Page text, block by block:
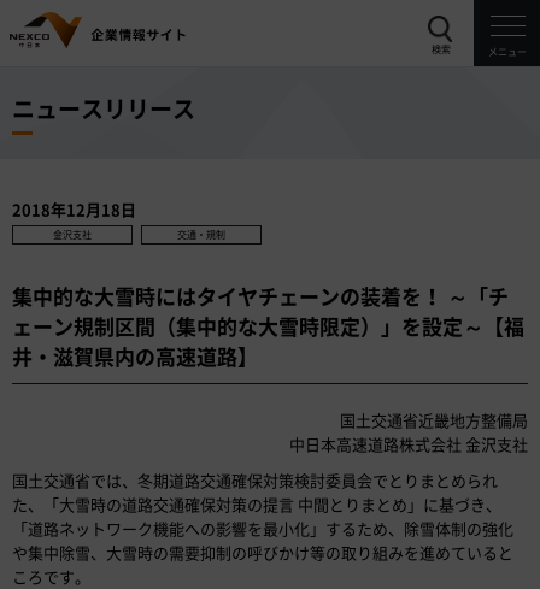
検索 メニュー
ニュースリリース
2018年12月18日
金沢支社 交通・規制
集中的な大雪時にはタイヤチェーンの装着を！ ～「チ
ェーン規制区間（集中的な大雪時限定）」を設定～【福
井・滋賀県内の高速道路】
国土交通省近畿地方整備局
中日本高速道路株式会社 金沢支社
国土交通省では、冬期道路交通確保対策検討委員会でとりまとめられ
た、「大雪時の道路交通確保対策の提言 中間とりまとめ」に基づき、
「道路ネットワーク機能への影響を最小化」するため、除雪体制の強化
や集中除雪、大雪時の需要抑制の呼びかけ等の取り組みを進めていると
ころです。